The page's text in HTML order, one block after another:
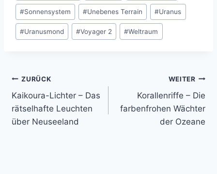
#Sonnensystem #Unebenes Terrain #Uranus
#Uranusmond #Voyager 2 #Weltraum
Beitragsnavigation
ZURÜCK
Kaikoura-Lichter – Das
rätselhafte Leuchten
über Neuseeland
WEITER
Korallenriffe – Die
farbenfrohen Wächter
der Ozeane